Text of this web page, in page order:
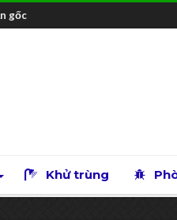
gốc
Khử trùng